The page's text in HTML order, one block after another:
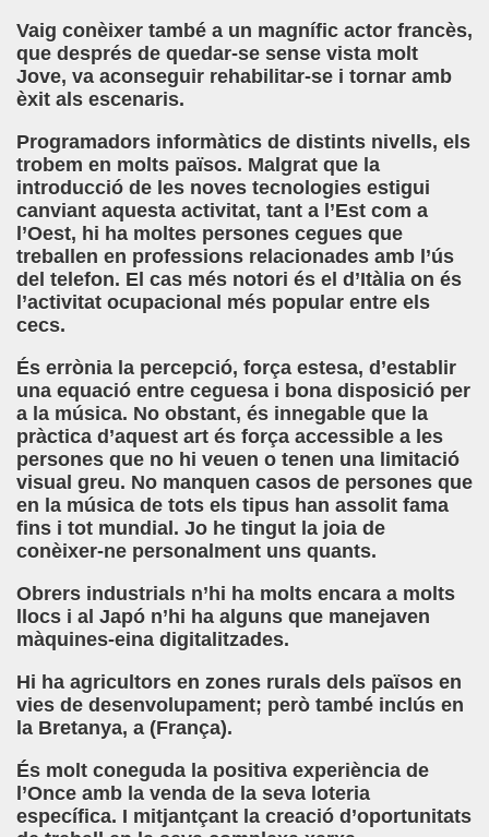
Vaig conèixer també a un magnífic actor francès,
que després de quedar-se sense vista molt
Jove, va aconseguir rehabilitar-se i tornar amb
èxit als escenaris.
Programadors informàtics de distints nivells, els
trobem en molts països. Malgrat que la
introducció de les noves tecnologies estigui
canviant aquesta activitat, tant a l’Est com a
l’Oest, hi ha moltes persones cegues que
treballen en professions relacionades amb l’ús
del telefon. El cas més notori és el d’Itàlia on és
l’activitat ocupacional més popular entre els
cecs.
És errònia la percepció, força estesa, d’establir
una equació entre ceguesa i bona disposició per
a la música. No obstant, és innegable que la
pràctica d’aquest art és força accessible a les
persones que no hi veuen o tenen una limitació
visual greu. No manquen casos de persones que
en la música de tots els tipus han assolit fama
fins i tot mundial. Jo he tingut la joia de
conèixer-ne personalment uns quants.
Obrers industrials n’hi ha molts encara a molts
llocs i al Japó n’hi ha alguns que manejaven
màquines-eina digitalitzades.
Hi ha agricultors en zones rurals dels països en
vies de desenvolupament; però també inclús en
la Bretanya, a (França).
És molt coneguda la positiva experiència de
l’Once amb la venda de la seva loteria
específica. I mitjantçant la creació d’oportunitats